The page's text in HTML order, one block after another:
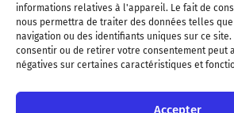
informations relatives à l'appareil. Le fait de
nous permettra de traiter des données telles
navigation ou des identifiants uniques sur ce site.
consentir ou de retirer votre consentement peut
négatives sur certaines caractéristiques et
Accepter
dans votre solution